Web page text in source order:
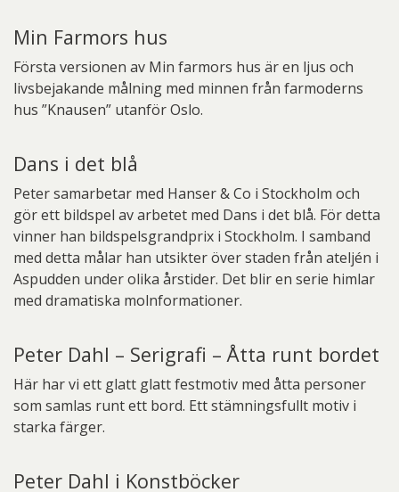
Min Farmors hus
Första versionen av Min farmors hus är en ljus och
livsbejakande målning med minnen från farmoderns
hus ”Knausen” utanför Oslo.
Dans i det blå
Peter samarbetar med Hanser & Co i Stockholm och
gör ett bildspel av arbetet med Dans i det blå. För detta
vinner han bildspelsgrandprix i Stockholm. I samband
med detta målar han utsikter över staden från ateljén i
Aspudden under olika årstider. Det blir en serie himlar
med dramatiska molnformationer.
Peter Dahl – Serigrafi – Åtta runt bordet
Här har vi ett glatt glatt festmotiv med åtta personer
som samlas runt ett bord. Ett stämningsfullt motiv i
starka färger.
Peter Dahl i Konstböcker